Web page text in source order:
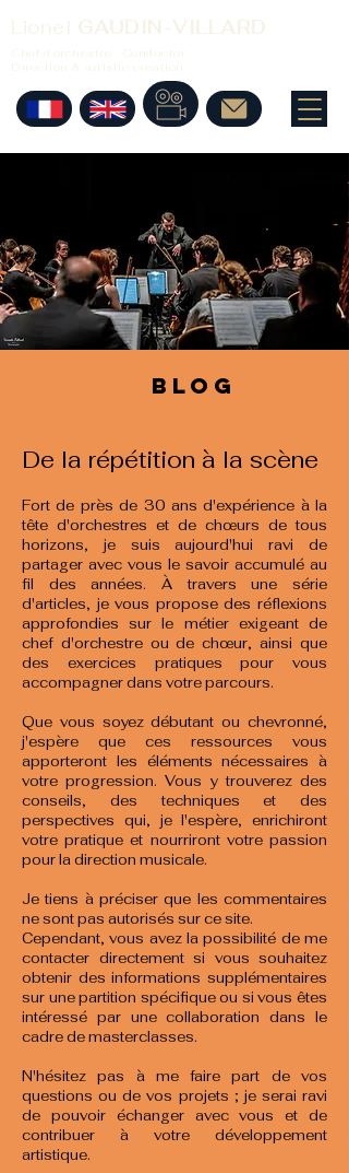
Lionel GAUDIN-VILLARD
Chef d'orchestre . Conductor
Direction & artistic creation
BLOG
De la répétition à la scène
Fort de près de 30 ans d'expérience à la
tête d'orchestres et de chœurs de tous
horizons, je suis aujourd'hui ravi de
partager avec vous le savoir accumulé au
fil des années. À travers une série
d'articles, je vous propose des réflexions
approfondies sur le métier exigeant de
chef d'orchestre ou de chœur, ainsi que
des exercices pratiques pour vous
accompagner dans votre parcours.
Que vous soyez débutant ou chevronné,
j'espère que ces ressources vous
apporteront les éléments nécessaires à
votre progression. Vous y trouverez des
conseils, des techniques et des
perspectives qui, je l'espère, enrichiront
votre pratique et nourriront votre passion
pour la direction musicale.
Je tiens à préciser que les commentaires
ne sont pas autorisés sur ce site.
Cependant, vous avez la possibilité de me
contacter directement si vous souhaitez
obtenir des informations supplémentaires
sur une partition spécifique ou si vous êtes
intéressé par une collaboration dans le
cadre de masterclasses.
N'hésitez pas à me faire part de vos
questions ou de vos projets ; je serai ravi
de pouvoir échanger avec vous et de
contribuer à votre développement
artistique.